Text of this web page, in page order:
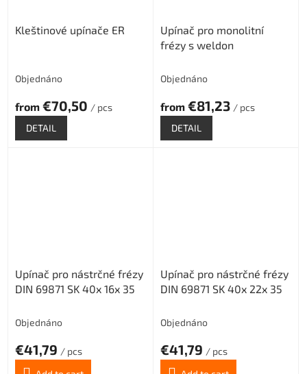
Kleštinové upínače ER
Objednáno
from €70,50 / pcs
DETAIL
Upínač pro monolitní
frézy s weldon
Objednáno
from €81,23 / pcs
DETAIL
Upínač pro nástrčné frézy
DIN 69871 SK 40x 16x 35
Objednáno
€41,79 / pcs
Upínač pro nástrčné frézy
DIN 69871 SK 40x 22x 35
Objednáno
€41,79 / pcs